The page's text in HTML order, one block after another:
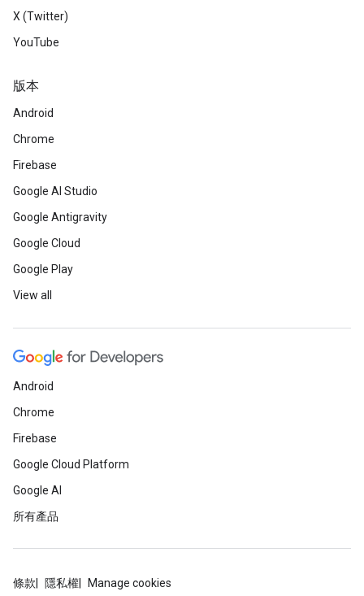
X (Twitter)
YouTube
版本
Android
Chrome
Firebase
Google AI Studio
Google Antigravity
Google Cloud
Google Play
View all
Android
Chrome
Firebase
Google Cloud Platform
Google AI
所有產品
條款 隱私權 Manage cookies